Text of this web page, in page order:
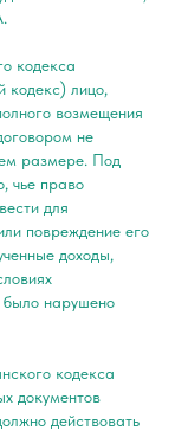
кодекса
кодекс) лицо,
возмещения
не
размере. Под
чье право
для
повреждение его
доходы,
было нарушено
кодекса
документов
действовать